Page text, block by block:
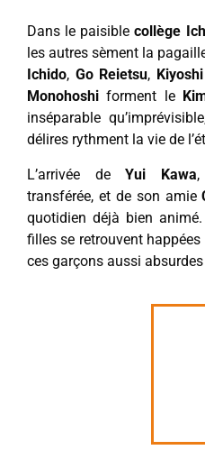
Dans le paisiblecollège
les autres sèment la
Ichido, Go Reietsu,
Monohoshi forment le
inséparable
délires rythment la vie de
L’arrivée de Yui Kawa
transférée, et de son amie
quotidien déjà bien
filles se retrouvent happées
ces garçons aussi